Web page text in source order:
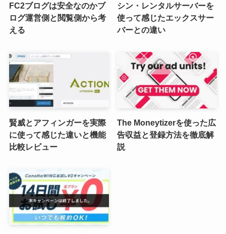
FC2ブログは安全なのかブ
ログ運営側と閲覧側から考
える
シン・レンタルサーバーを
使って感じたエックスサー
バーとの違い
賢威とアフィンガーを実際
に使って感じた違いと機能
比較レビュー
The Moneytizerを使った広
告収益と登録方法を徹底解
説